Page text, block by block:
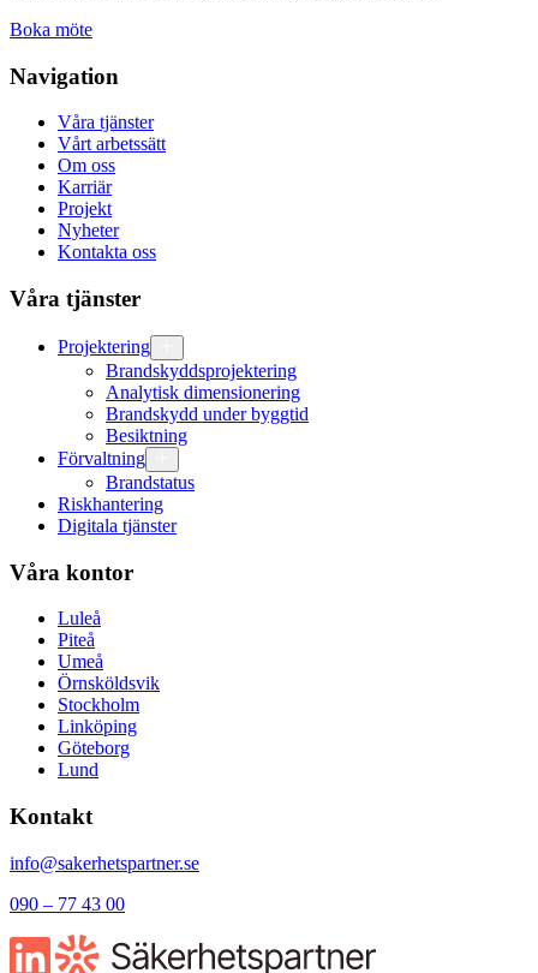
Boka möte
Navigation
Våra tjänster
Vårt arbetssätt
Om oss
Karriär
Projekt
Nyheter
Kontakta oss
Våra tjänster
Projektering
Brandskyddsprojektering
Analytisk dimensionering
Brandskydd under byggtid
Besiktning
Förvaltning
Brandstatus
Riskhantering
Digitala tjänster
Våra kontor
Luleå
Piteå
Umeå
Örnsköldsvik
Stockholm
Linköping
Göteborg
Lund
Kontakt
info@sakerhetspartner.se
090 – 77 43 00